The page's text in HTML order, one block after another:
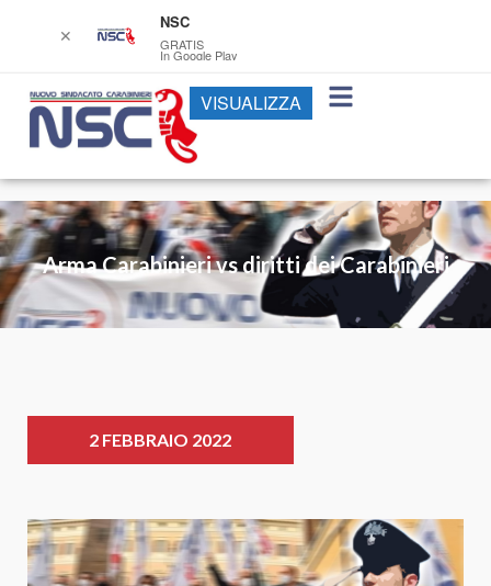
Arma Carabinieri vs diritti dei Carabinieri
2 FEBBRAIO 2022
✕
NSC
GRATIS
In Google Play
VISUALIZZA